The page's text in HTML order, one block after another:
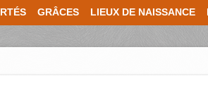
GRÂCES LIEUX DE NAISSANCE